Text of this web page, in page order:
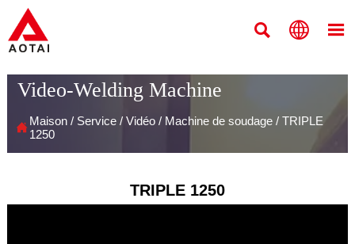
  
Video-Welding Machine
Maison/ Service/ Vidéo/ Machine de soudage/ TRIPLE
1250
TRIPLE 1250